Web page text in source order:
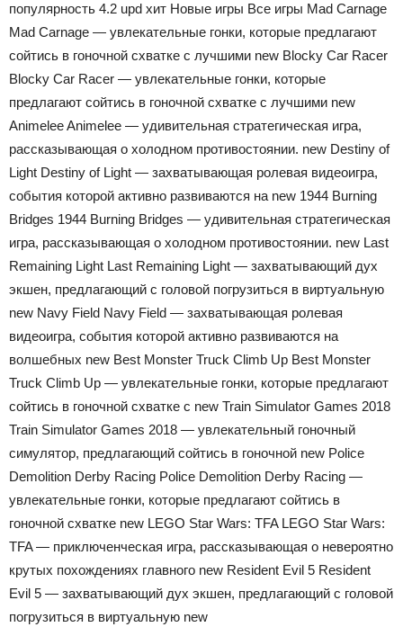
популярность 4.2 upd хит Новые игры Все игры Mad Carnage
Mad Carnage — увлекательные гонки, которые предлагают
сойтись в гоночной схватке с лучшими new Blocky Car Racer
Blocky Car Racer — увлекательные гонки, которые
предлагают сойтись в гоночной схватке с лучшими new
Animelee Animelee — удивительная стратегическая игра,
рассказывающая о холодном противостоянии. new Destiny of
Light Destiny of Light — захватывающая ролевая видеоигра,
события которой активно развиваются на new 1944 Burning
Bridges 1944 Burning Bridges — удивительная стратегическая
игра, рассказывающая о холодном противостоянии. new Last
Remaining Light Last Remaining Light — захватывающий дух
экшен, предлагающий с головой погрузиться в виртуальную
new Navy Field Navy Field — захватывающая ролевая
видеоигра, события которой активно развиваются на
волшебных new Best Monster Truck Climb Up Best Monster
Truck Climb Up — увлекательные гонки, которые предлагают
сойтись в гоночной схватке с new Train Simulator Games 2018
Train Simulator Games 2018 — увлекательный гоночный
симулятор, предлагающий сойтись в гоночной new Police
Demolition Derby Racing Police Demolition Derby Racing —
увлекательные гонки, которые предлагают сойтись в
гоночной схватке new LEGO Star Wars: TFA LEGO Star Wars:
TFA — приключенческая игра, рассказывающая о невероятно
крутых похождениях главного new Resident Evil 5 Resident
Evil 5 — захватывающий дух экшен, предлагающий с головой
погрузиться в виртуальную new